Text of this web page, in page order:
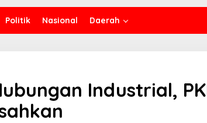
Politik Nasional Daerah
Industrial,